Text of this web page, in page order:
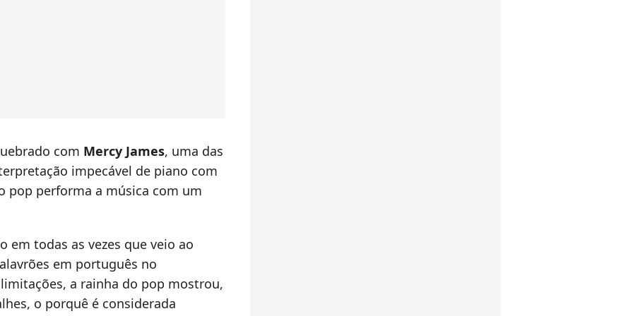
com Mercy James, uma das
impecável de piano com
pop performa a música com um
todas as vezes que veio ao
em português no
a rainha do pop mostrou,
o porquê é considerada